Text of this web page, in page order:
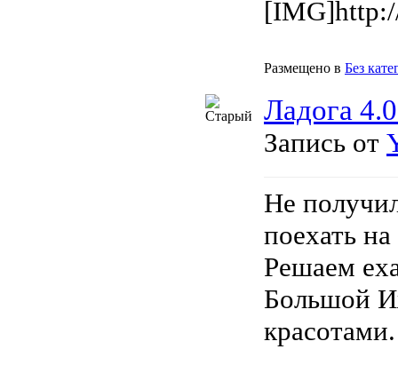
Размещено в Без
Ладога
Запись от
Не
поехать
Решаем
Большой
красотами.